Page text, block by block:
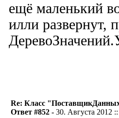
ещё маленький
илли развернут,
Re: Класс
Ответ #852 - 30. Августа 2012